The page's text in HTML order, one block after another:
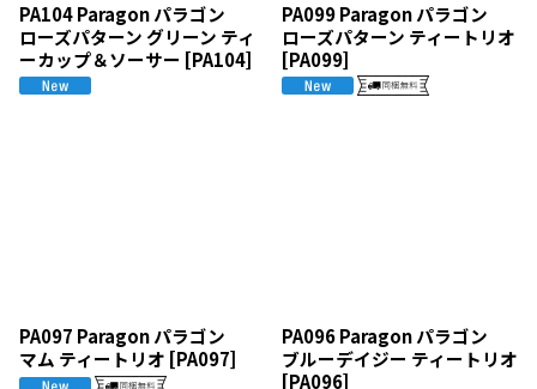
PA104 Paragon パラゴン
ローズパターン グリーン ティ
ーカップ＆ソーサー [PA104]
PA099 Paragon パラゴン
ローズパターン ティートリオ
[PA099]
PA097 Paragon パラゴン
マム ティートリオ [PA097]
PA096 Paragon パラゴン
ブルーデイジー ティートリオ
[PA096]